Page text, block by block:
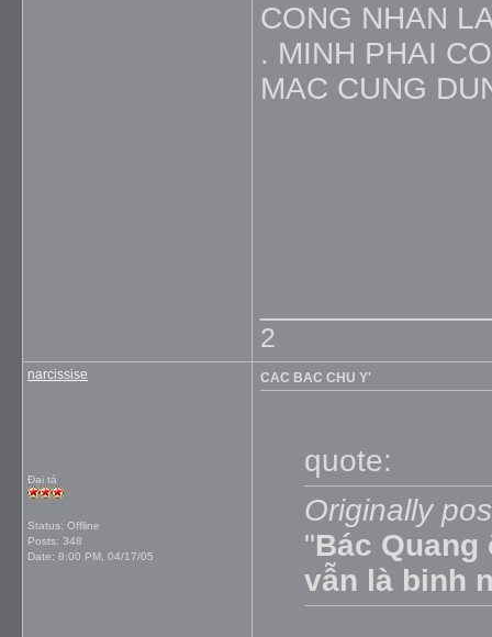
CONG NHAN
. MINH PHAI
MAC CUNG
2
narcissise
Đại tá
Status: Offline
Posts: 348
Date: 8:00 PM, 04/17/05
CAC BAC CHU Y'
quote:
Originally
"Bác
vẫn là binh